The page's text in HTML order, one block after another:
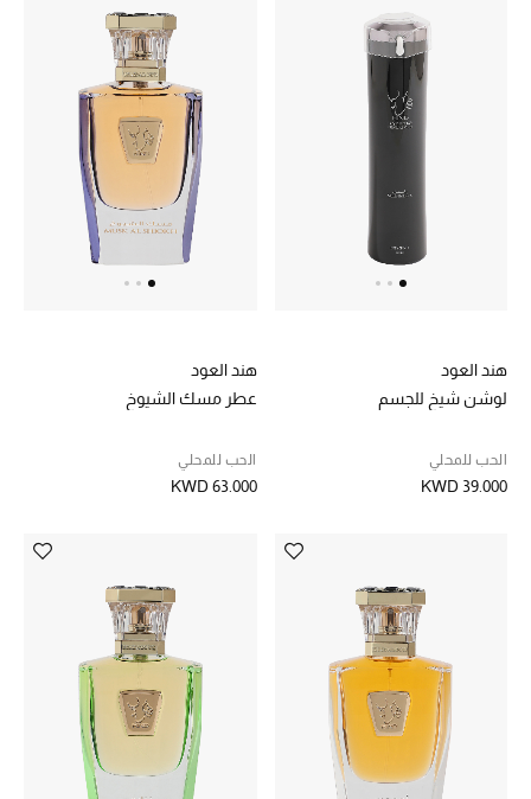
دليل ملتزمات الحقائب
أبرز المصممين
تشكيلة الأحذية
الأحذية الرجالية
أحذية للأطفال
أبرز المصممين
هند العود
لوشن شيخ للجسم
الحب للمحلي
KWD 39.000
هند العود
عطر مسك الشيوخ
الحب للمحلي
KWD 63.000